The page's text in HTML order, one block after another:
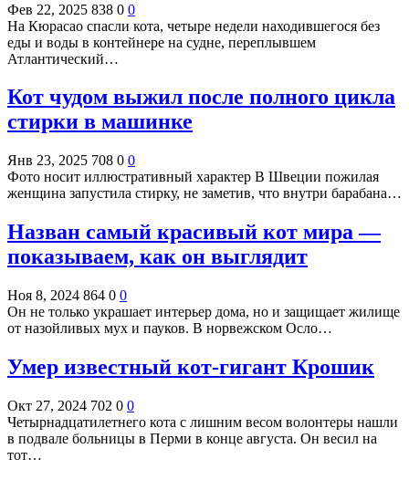
Фев 22, 2025 838 0 0
На Кюрасао спасли кота, четыре недели находившегося без
еды и воды в контейнере на судне, переплывшем
Атлантический…
Кот чудом выжил после полного цикла
стирки в машинке
Янв 23, 2025 708 0 0
Фото носит иллюстративный характер В Швеции пожилая
женщина запустила стирку, не заметив, что внутри барабана…
Назван самый красивый кот мира —
показываем, как он выглядит
Ноя 8, 2024 864 0 0
Он не только украшает интерьер дома, но и защищает жилище
от назойливых мух и пауков. В норвежском Осло…
Умер известный кот-гигант Крошик
Окт 27, 2024 702 0 0
Четырнадцатилетнего кота с лишним весом волонтеры нашли
в подвале больницы в Перми в конце августа. Он весил на
тот…